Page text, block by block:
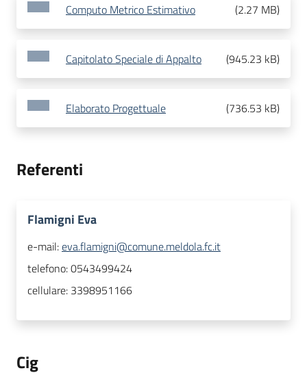
Computo Metrico Estimativo (2.27 MB)
Capitolato Speciale di Appalto (945.23 kB)
Elaborato Progettuale (736.53 kB)
Referenti
Flamigni Eva
e-mail:eva.flamigni@comune.meldola.fc.it
telefono:0543499424
cellulare: 3398951166
Cig